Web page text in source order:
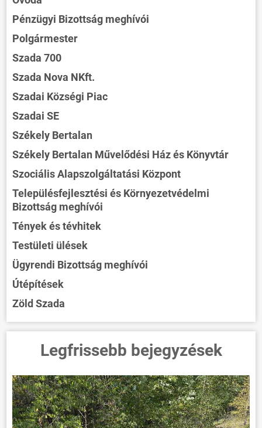
Pénzügyi Bizottság meghívói
Polgármester
Szada 700
Szada Nova NKft.
Szadai Községi Piac
Szadai SE
Székely Bertalan
Székely Bertalan Művelődési Ház és Könyvtár
Szociális Alapszolgáltatási Központ
Településfejlesztési és Környezetvédelmi
Bizottság meghívói
Tények és tévhitek
Testületi ülések
Ügyrendi Bizottság meghívói
Útépítések
Zöld Szada
Legfrissebb bejegyzések